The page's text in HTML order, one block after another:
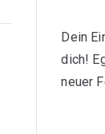
Dein
dich!
neuer